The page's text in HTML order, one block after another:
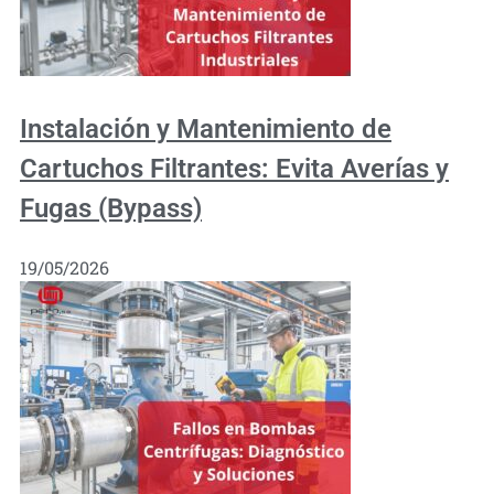
Instalación y Mantenimiento de
Cartuchos Filtrantes: Evita Averías y
Fugas (Bypass)
19/05/2026